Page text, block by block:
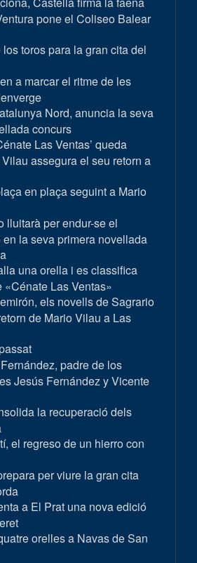
pone el Coliseo Balear
toros para la gran cita del
a marcar el ritme de les
Nord, anuncia la seva
concurs
Las Ventas’ queda
assegura el seu retorn a
en plaça seguint a Mario
lluitarà per endur-se el
en la seva primera novellada
una orella i es classifica
«Cénate Las Ventas»
els novells de Sagrario
de Mario Vilau a Las
padre de los
Jesús Fernández y Vicente
la recuperació dels
el regreso de un hierro con
per viure la gran cita
a El Prat una nova edició
orelles a Navas de San